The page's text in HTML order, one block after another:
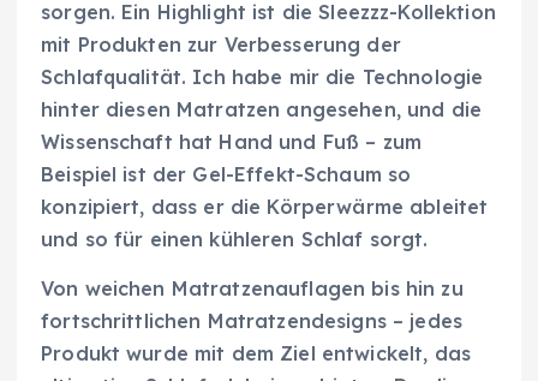
sorgen. Ein Highlight ist die Sleezzz-Kollektion
mit Produkten zur Verbesserung der
Schlafqualität. Ich habe mir die Technologie
hinter diesen Matratzen angesehen, und die
Wissenschaft hat Hand und Fuß – zum
Beispiel ist der Gel-Effekt-Schaum so
konzipiert, dass er die Körperwärme ableitet
und so für einen kühleren Schlaf sorgt.
Von weichen Matratzenauflagen bis hin zu
fortschrittlichen Matratzendesigns – jedes
Produkt wurde mit dem Ziel entwickelt, das